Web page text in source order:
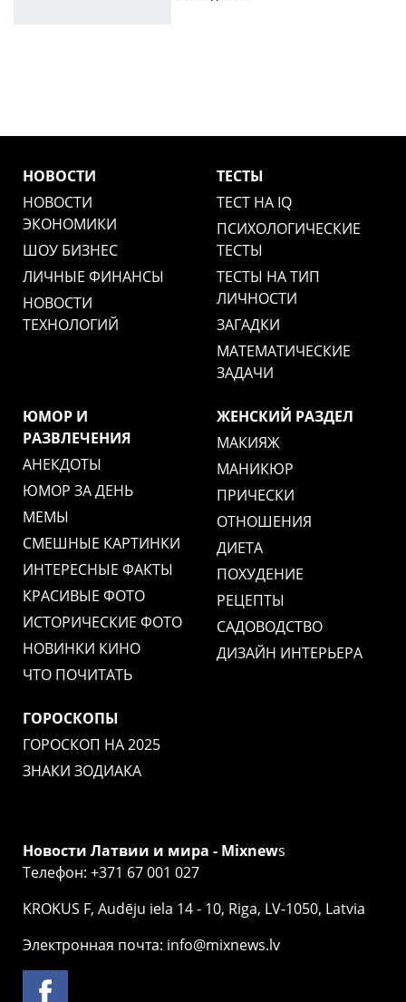
НОВОСТИ
НОВОСТИ
ЭКОНОМИКИ
ШОУ БИЗНЕС
ЛИЧНЫЕ ФИНАНСЫ
НОВОСТИ
ТЕХНОЛОГИЙ
ТЕСТЫ
ТЕСТ НА IQ
ПСИХОЛОГИЧЕСКИЕ
ТЕСТЫ
ТЕСТЫ НА ТИП
ЛИЧНОСТИ
ЗАГАДКИ
МАТЕМАТИЧЕСКИЕ
ЗАДАЧИ
ЮМОР И
РАЗВЛЕЧЕНИЯ
АНЕКДОТЫ
ЮМОР ЗА ДЕНЬ
МЕМЫ
СМЕШНЫЕ КАРТИНКИ
ИНТЕРЕСНЫЕ ФАКТЫ
КРАСИВЫЕ ФОТО
ИСТОРИЧЕСКИЕ ФОТО
НОВИНКИ КИНО
ЧТО ПОЧИТАТЬ
ЖЕНСКИЙ РАЗДЕЛ
МАКИЯЖ
МАНИКЮР
ПРИЧЕСКИ
ОТНОШЕНИЯ
ДИЕТА
ПОХУДЕНИЕ
РЕЦЕПТЫ
САДОВОДСТВО
ДИЗАЙН ИНТЕРЬЕРА
ГОРОСКОПЫ
ГОРОСКОП НА 2025
ЗНАКИ ЗОДИАКА
Новости Латвии и мира - Mixnews
Телефон: +371 67 001 027
KROKUS F, Audēju iela 14 - 10, Riga, LV-1050, Latvia
Электронная почта: info@mixnews.lv